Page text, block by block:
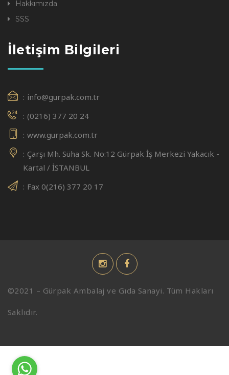
Hakkımızda
SSS
İletişim Bilgileri
info@gurpak.com.tr
(0216) 377 20 24
www.gurpak.com.tr
Çarşı Mh. Süha Sk. No:12 Gürpak İş Merkezi Yakacık -
Kartal / İSTANBUL
Fax 0(216) 377 20 17
©2021 – Gürpak Ambalaj ve Gıda Sanayi. Tüm Hakları
Saklıdır.